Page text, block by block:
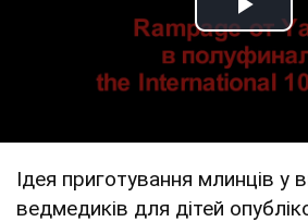
Play
Ідея приготування млинців у
ведмедиків для дітей